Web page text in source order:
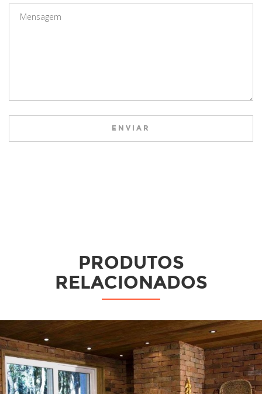
ENVIAR
PRODUTOS
RELACIONADOS